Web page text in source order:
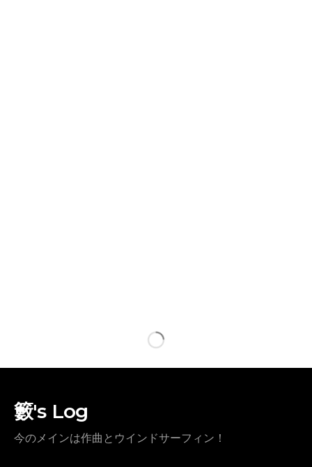
籔's Log
今のメインは作曲とウインドサーフィン！